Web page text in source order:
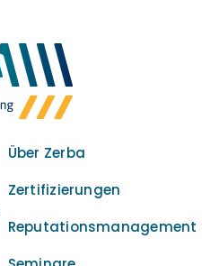
Über Zerba
Zertifizierungen
Reputationsmanagement